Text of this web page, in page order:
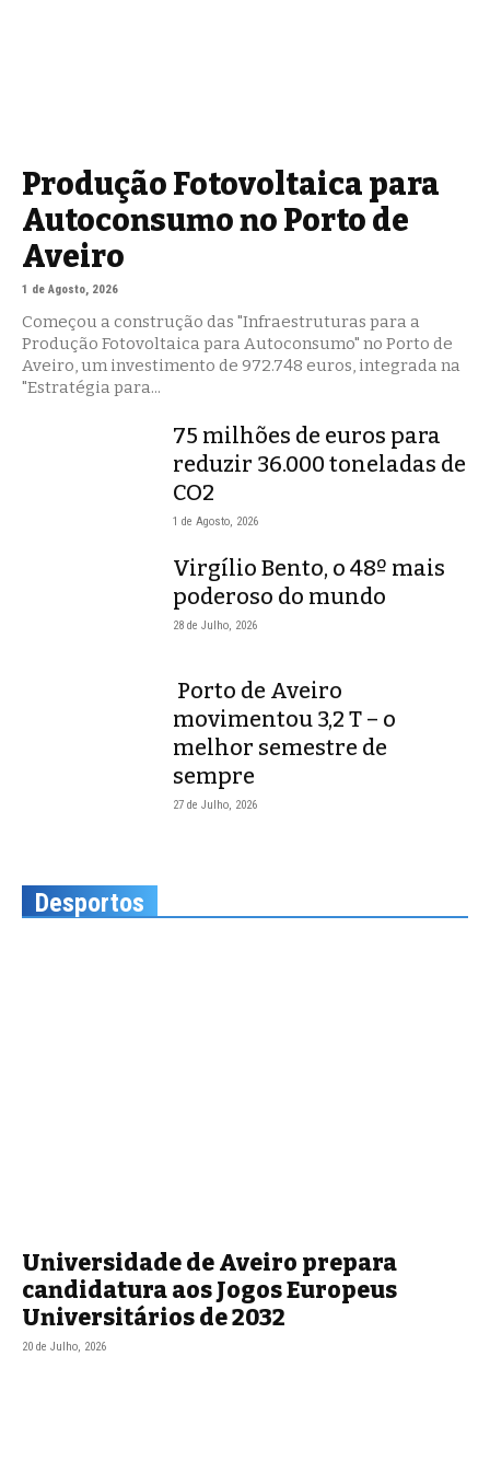
Produção Fotovoltaica para
Autoconsumo no Porto de
Aveiro
1 de Agosto, 2026
Começou a construção das "Infraestruturas para a
Produção Fotovoltaica para Autoconsumo" no Porto de
Aveiro, um investimento de 972.748 euros, integrada na
"Estratégia para...
75 milhões de euros para
reduzir 36.000 toneladas de
CO2
1 de Agosto, 2026
Virgílio Bento, o 48º mais
poderoso do mundo
28 de Julho, 2026
Porto de Aveiro
movimentou 3,2 T – o
melhor semestre de
sempre
27 de Julho, 2026
Desportos
Universidade de Aveiro prepara
candidatura aos Jogos Europeus
Universitários de 2032
20 de Julho, 2026